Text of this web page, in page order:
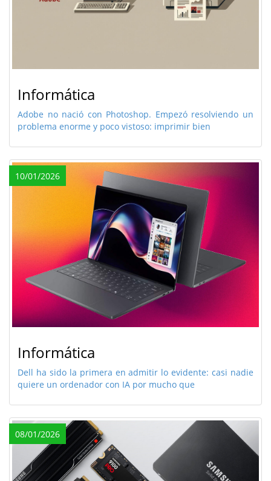
Informática
Adobe no nació con Photoshop. Empezó resolviendo un
problema enorme y poco vistoso: imprimir bien
10/01/2026
Informática
Dell ha sido la primera en admitir lo evidente: casi nadie
quiere un ordenador con IA por mucho que
08/01/2026